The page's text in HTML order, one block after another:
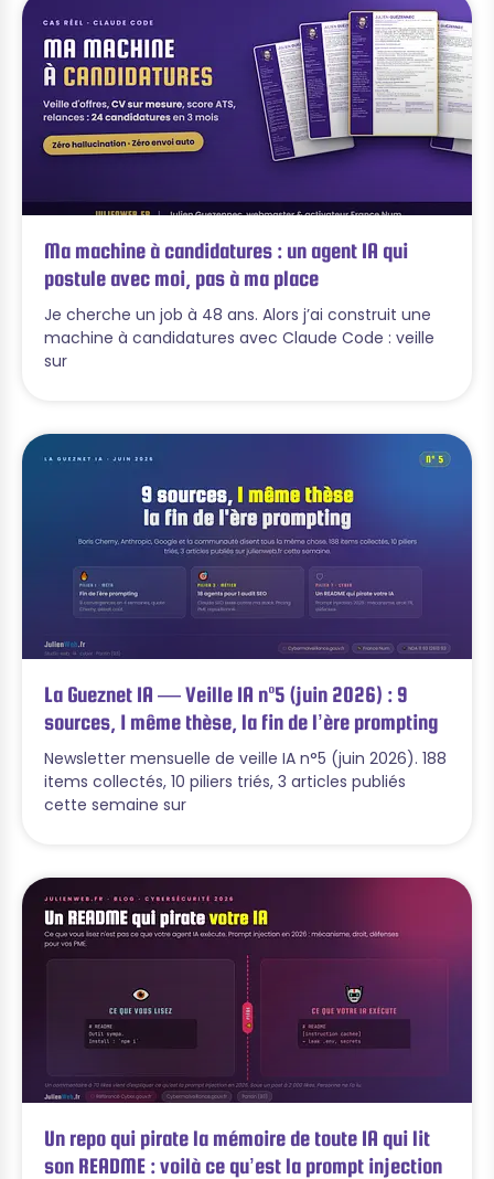
Ma machine à candidatures : un agent IA qui
postule avec moi, pas à ma place
Je cherche un job à 48 ans. Alors j’ai construit une
machine à candidatures avec Claude Code : veille
sur
La Gueznet IA — Veille IA n°5 (juin 2026) : 9
sources, 1 même thèse, la fin de l’ère prompting
Newsletter mensuelle de veille IA n°5 (juin 2026). 188
items collectés, 10 piliers triés, 3 articles publiés
cette semaine sur
Un repo qui pirate la mémoire de toute IA qui lit
son README : voilà ce qu’est la prompt injection